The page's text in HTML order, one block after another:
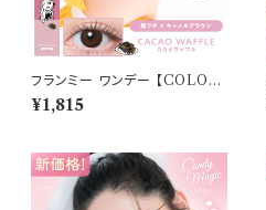
フランミー ワンデー 【COLOR：
カカオワッフル】【 1箱 10枚】 14.
2mm 14.5mm 8.5mm 8.6m
タクトレンズ
¥1,815